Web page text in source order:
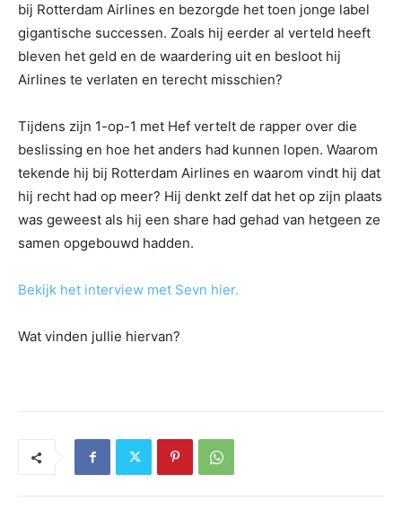
bij Rotterdam Airlines en bezorgde het toen jonge label
gigantische successen. Zoals hij eerder al verteld heeft
bleven het geld en de waardering uit en besloot hij
Airlines te verlaten en terecht misschien?
Tijdens zijn 1-op-1 met Hef vertelt de rapper over die
beslissing en hoe het anders had kunnen lopen. Waarom
tekende hij bij Rotterdam Airlines en waarom vindt hij dat
hij recht had op meer? Hij denkt zelf dat het op zijn plaats
was geweest als hij een share had gehad van hetgeen ze
samen opgebouwd hadden.
Bekijk het interview met Sevn hier.
Wat vinden jullie hiervan?